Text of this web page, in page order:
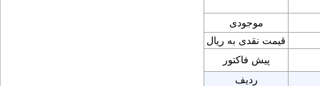
موجودی
قیمت نقدی به ریال
پیش فاکتور
ردیف